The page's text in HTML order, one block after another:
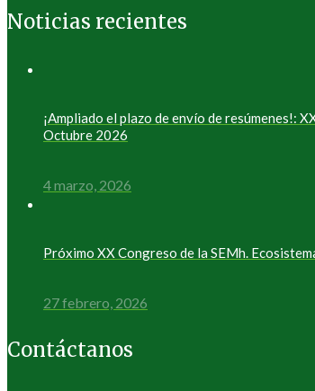
Noticias recientes
¡Ampliado el plazo de envío de resúmenes!:
Octubre 2026
4 marzo, 2026
Próximo XX Congreso de la SEMh.
27 febrero, 2026
Contáctanos